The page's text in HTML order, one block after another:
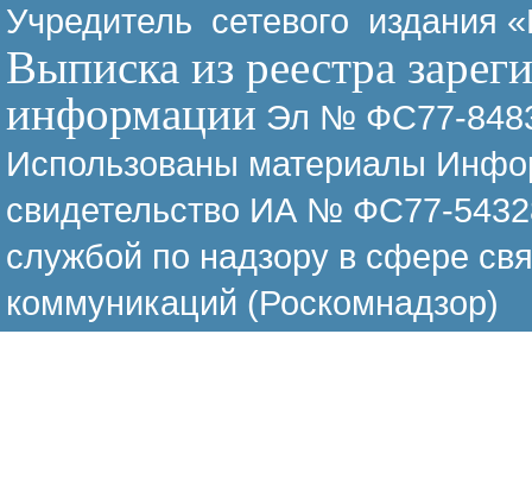
Учредитель сетевого издания
Выписка из реестра
информации Эл № ФС77-
Использованы материалы
свидетельство ИА № ФС77-
службой по надзору в сфере
коммуникаций (Роскомнадзор)